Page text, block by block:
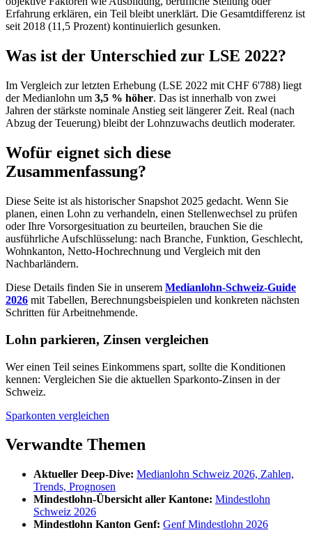
Erfahrung erklären, ein Teil bleibt unerklärt. Die Gesamtdifferenz ist
seit 2018 (11,5 Prozent) kontinuierlich gesunken.
Was ist der Unterschied zur LSE 2022?
Im Vergleich zur letzten Erhebung (LSE 2022 mit CHF 6'788) liegt
der Medianlohn um 3,5 % höher. Das ist innerhalb von zwei
Jahren der stärkste nominale Anstieg seit längerer Zeit. Real (nach
Abzug der Teuerung) bleibt der Lohnzuwachs deutlich moderater.
Wofür eignet sich diese
Zusammenfassung?
Diese Seite ist als historischer Snapshot 2025 gedacht. Wenn Sie
planen, einen Lohn zu verhandeln, einen Stellenwechsel zu prüfen
oder Ihre Vorsorgesituation zu beurteilen, brauchen Sie die
ausführliche Aufschlüsselung: nach Branche, Funktion, Geschlecht,
Wohnkanton, Netto-Hochrechnung und Vergleich mit den
Nachbarländern.
Diese Details finden Sie in unserem Medianlohn-Schweiz-Guide
2026 mit Tabellen, Berechnungsbeispielen und konkreten nächsten
Schritten für Arbeitnehmende.
Lohn parkieren, Zinsen vergleichen
Wer einen Teil seines Einkommens spart, sollte die Konditionen
kennen: Vergleichen Sie die aktuellen Sparkonto-Zinsen in der
Schweiz.
Sparkonten vergleichen
Verwandte Themen
Aktueller Deep-Dive: Medianlohn Schweiz 2026, Zahlen,
Trends, Prognosen
Mindestlohn-Übersicht aller Kantone: Mindestlohn
Schweiz 2026
Mindestlohn Kanton Genf: Genf Mindestlohn 2026